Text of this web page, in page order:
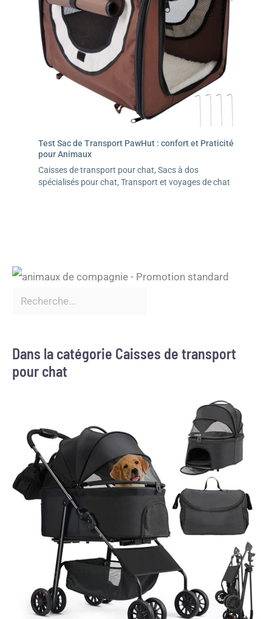
Test Sac de Transport PawHut : confort et Praticité
pour Animaux
Caisses de transport pour chat, Sacs à dos
spécialisés pour chat, Transport et voyages de chat
Dans la catégorie Caisses de transport
pour chat